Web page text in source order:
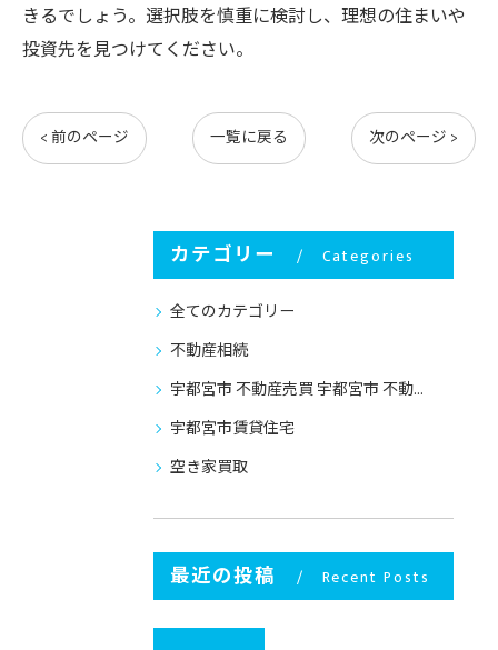
きるでしょう。選択肢を慎重に検討し、理想の住まいや
投資先を見つけてください。
< 前のページ 一覧に戻る 次のページ >
カテゴリー Categories
全てのカテゴリー
不動産相続
宇都宮市 不動産売買 宇都宮市 不動産売却
宇都宮市賃貸住宅
空き家買取
最近の投稿 Recent Posts